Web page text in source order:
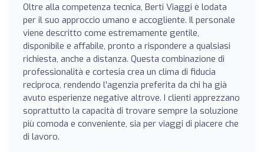
Oltre alla competenza tecnica, Berti Viaggi è lodata
per il suo approccio umano e accogliente. Il personale
viene descritto come estremamente gentile,
disponibile e affabile, pronto a rispondere a qualsiasi
richiesta, anche a distanza. Questa combinazione di
professionalità e cortesia crea un clima di fiducia
reciproca, rendendo l'agenzia preferita da chi ha già
avuto esperienze negative altrove. I clienti apprezzano
soprattutto la capacità di trovare sempre la soluzione
più comoda e conveniente, sia per viaggi di piacere che
di lavoro.